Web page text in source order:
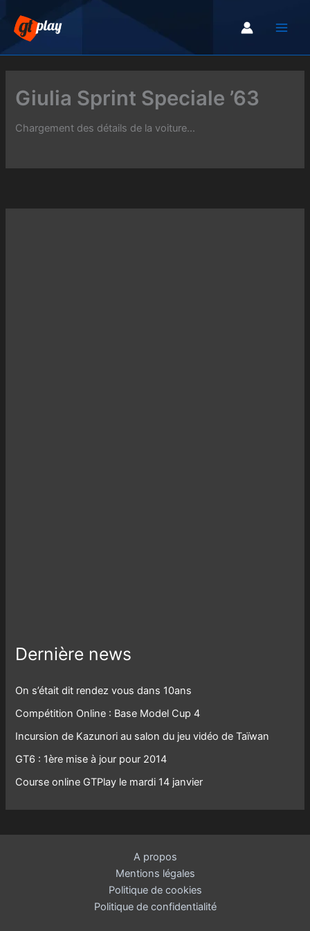
contenu
Giulia Sprint Speciale ’63
Chargement des détails de la voiture...
Dernière news
On s’était dit rendez vous dans 10ans
Compétition Online : Base Model Cup 4
Incursion de Kazunori au salon du jeu vidéo de Taïwan
GT6 : 1ère mise à jour pour 2014
Course online GTPlay le mardi 14 janvier
A propos
Mentions légales
Politique de cookies
Politique de confidentialité